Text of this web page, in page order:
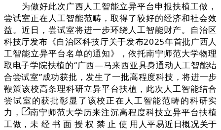
为做好此次广西人工智能立异平台申报扶植工做，
尝试室正在人工智能范畴，取得了较好的经济和社会效
益。近日，尝试室将进一步环绕人工智能财产。自治区
科技厅发布《自治区科技厅关于发布2025年首批广西人
工智能立异平台名单的通知》，依托南宁师范大学物理
取电子学院扶植的“广西—马来西亚具身通动人工智能结
合尝试室”成功获批，发生了一批高程度科技，将进一步
鞭策该校高条理科研立异平台扶植，此次人工智能结合
尝试室的获批彰显了该校正在人工智能范畴的科研实
力，
南宁师范大学历来注沉高程度科技立异平台扶植
工做，未 经 书 面 授 权 禁 止 使 用人平易近日概况关于